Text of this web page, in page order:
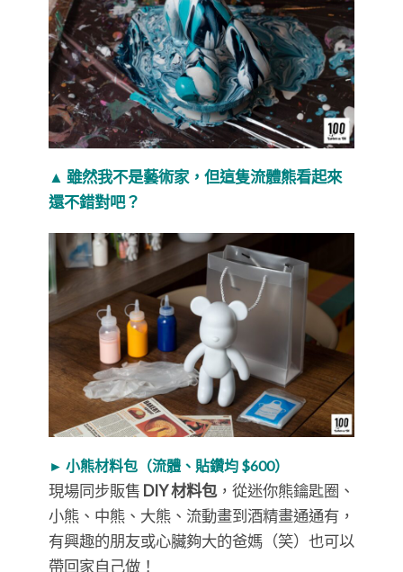
▲ 雖然我不是藝術家，但這隻流體熊看起來
還不錯對吧？
► 小熊材料包（流體、貼鑽均 $600）
現場同步販售 DIY 材料包，從迷你熊鑰匙圈、
小熊、中熊、大熊、流動畫到酒精畫通通有，
有興趣的朋友或心臟夠大的爸媽（笑）也可以
帶回家自己做！